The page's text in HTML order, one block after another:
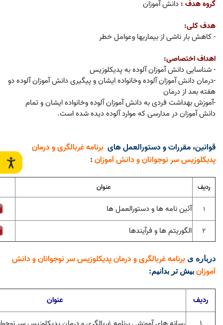
گروه هدف : دانش آموزان
هدف کلی:
- کاهش بار ناشی از بیماریها وعوامل خطر
اهداف اختصاصی:
- شناسایی دانش آموزان آلوده به پدیکلوزیس
-درمان دانش آموزان آلوده وخانواده ایشان و پیگیری دانش آموزان آلوده دو
هفته بعد از درمان
-آموزش بهداشت فردی به دانش آموزان آلوده وخانواده ایشان و تمام
دانش آموزان در مدارسی که موارد آلوده دیده شده است.
قوانین، مقررات و دستورالعمل های برنامه غربالگری و درمان
پدیکلوزیس سر نوجوانان و دانش آموزان :
ردیف عنوان
1 آئین نامه ها و دستورالعمل ها
2 الگوریتم ها و فرآیندها
درباره ی برنامه غربالگری و درمان پدیکلوزیس سر نوجوانان و دانش
آموزان بیش تر بدانیم:
ردیف
عنوان